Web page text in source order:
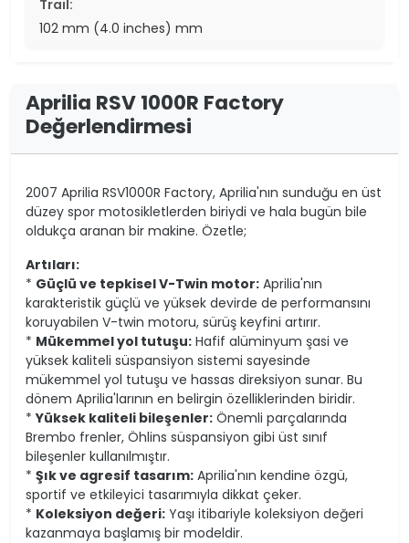
Trail:
102 mm (4.0 inches) mm
Aprilia RSV 1000R Factory
Değerlendirmesi
2007 Aprilia RSV1000R Factory, Aprilia'nın sunduğu en üst
düzey spor motosikletlerden biriydi ve hala bugün bile
oldukça aranan bir makine. Özetle;
Artıları:
* Güçlü ve tepkisel V-Twin motor: Aprilia'nın
karakteristik güçlü ve yüksek devirde de performansını
koruyabilen V-twin motoru, sürüş keyfini artırır.
* Mükemmel yol tutuşu: Hafif alüminyum şasi ve
yüksek kaliteli süspansiyon sistemi sayesinde
mükemmel yol tutuşu ve hassas direksiyon sunar. Bu
dönem Aprilia'larının en belirgin özelliklerinden biridir.
*Yüksek kaliteli bileşenler: Önemli parçalarında
Brembo frenler, Öhlins süspansiyon gibi üst sınıf
bileşenler kullanılmıştır.
* Şık ve agresif tasarım: Aprilia'nın kendine özgü,
sportif ve etkileyici tasarımıyla dikkat çeker.
* Koleksiyon değeri: Yaşı itibariyle koleksiyon değeri
kazanmaya başlamış bir modeldir.